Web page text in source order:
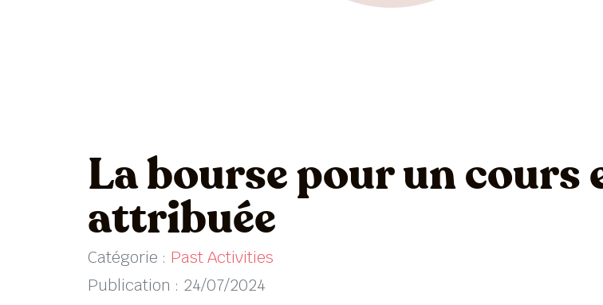
La bourse pour un cours
attribuée
Catégorie : Past Activities
Publication : 24/07/2024